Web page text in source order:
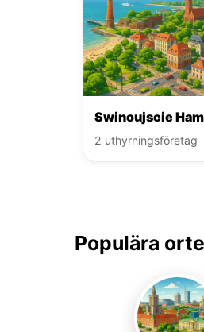
Swinoujscie
2 uthyrningsföretag
Populära